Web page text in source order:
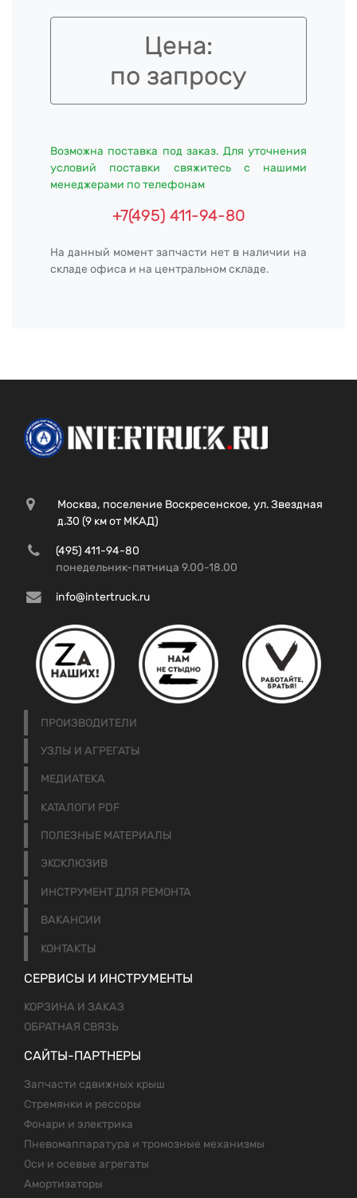
Цена:
по запросу
Возможна поставка под заказ. Для уточнения
условий поставки свяжитесь с нашими
менеджерами по телефонам
+7(495) 411-94-80
На данный момент запчасти нет в наличии на
складе офиса и на центральном складе.
Москва, поселение Воскресенское, ул. Звездная
д.30 (9 км от МКАД)
(495) 411-94-80
понедельник-пятница 9.00-18.00
info@intertruck.ru
ПРОИЗВОДИТЕЛИ
УЗЛЫ И АГРЕГАТЫ
МЕДИАТЕКА
КАТАЛОГИ PDF
ПОЛЕЗНЫЕ МАТЕРИАЛЫ
ЭКСКЛЮЗИВ
ИНСТРУМЕНТ ДЛЯ РЕМОНТА
ВАКАНСИИ
КОНТАКТЫ
СЕРВИСЫ И ИНСТРУМЕНТЫ
КОРЗИНА И ЗАКАЗ
ОБРАТНАЯ СВЯЗЬ
САЙТЫ-ПАРТНЕРЫ
Запчасти сдвижных крыш
Стремянки и рессоры
Фонари и электрика
Пневомаппаратура и тромозные механизмы
Оси и осевые агрегаты
Амортизаторы